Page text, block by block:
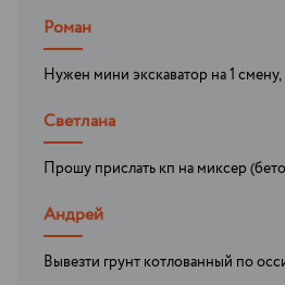
Роман
Нужен мини экскаватор на 1
Светлана
Прошу прислать кп на миксер
Андрей
Вывезти грунт котлованный по